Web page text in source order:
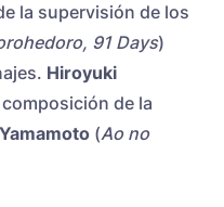
la supervisión de los
91 Days)
Hiroyuki
de la
(Ao no